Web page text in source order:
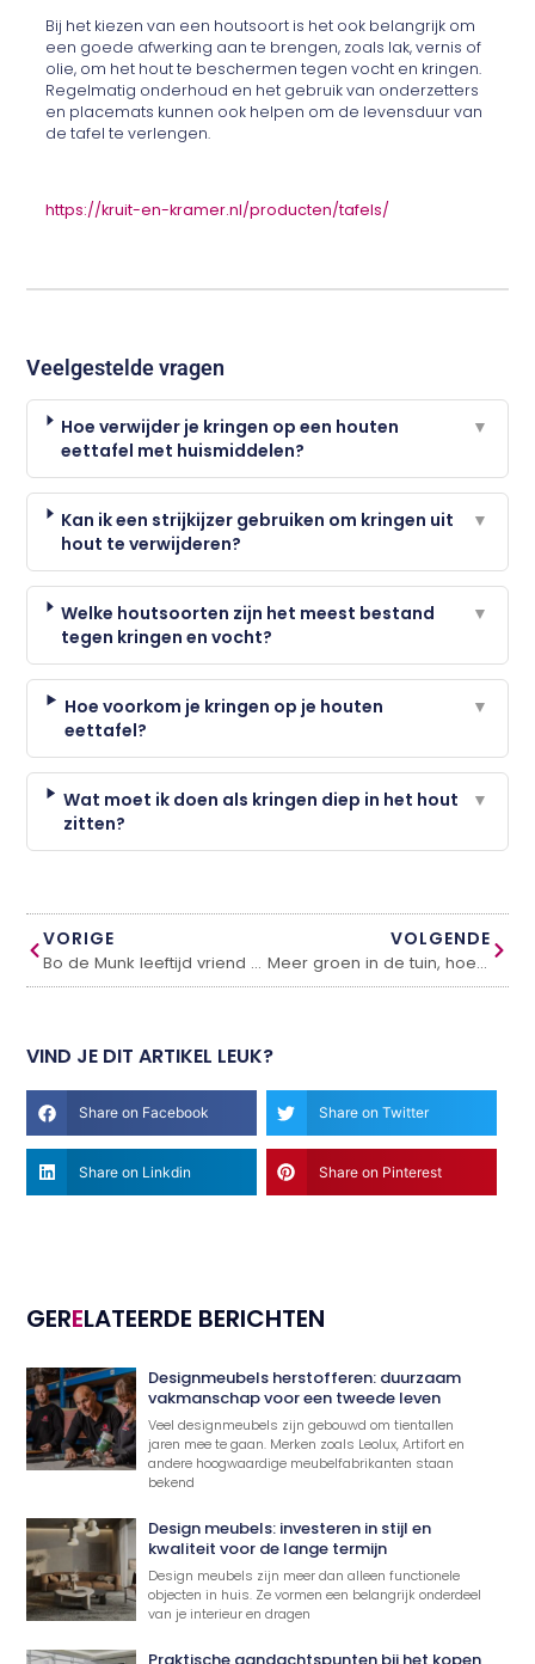
Bij het kiezen van een houtsoort is het ook belangrijk om
een goede afwerking aan te brengen, zoals lak, vernis of
olie, om het hout te beschermen tegen vocht en kringen.
Regelmatig onderhoud en het gebruik van onderzetters
en placemats kunnen ook helpen om de levensduur van
de tafel te verlengen.
https://kruit-en-kramer.nl/producten/tafels/
Veelgestelde vragen
Hoe verwijder je kringen op een houten
eettafel met huismiddelen?
▼
Kan ik een strijkijzer gebruiken om kringen uit
hout te verwijderen?
▼
Welke houtsoorten zijn het meest bestand
tegen kringen en vocht?
▼
Hoe voorkom je kringen op je houten
eettafel?
▼
Wat moet ik doen als kringen diep in het hout
zitten?
▼
VORIGE
Bo de Munk leeftijd vriend Danny de Munk
VOLGENDE
Meer groen in de tuin, hoe zorg ik hiervoor?
VIND JE DIT ARTIKEL LEUK?
Share on Facebook Share on Twitter
Share on Linkdin Share on Pinterest
GERELATEERDE BERICHTEN
Designmeubels herstofferen: duurzaam
vakmanschap voor een tweede leven
Veel designmeubels zijn gebouwd om tientallen
jaren mee te gaan. Merken zoals Leolux, Artifort en
andere hoogwaardige meubelfabrikanten staan
bekend
Design meubels: investeren in stijl en
kwaliteit voor de lange termijn
Design meubels zijn meer dan alleen functionele
objecten in huis. Ze vormen een belangrijk onderdeel
van je interieur en dragen